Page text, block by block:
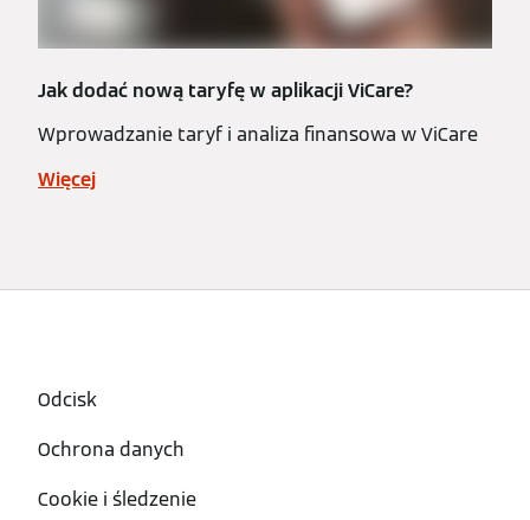
Jak dodać nową taryfę w aplikacji ViCare?
Wprowadzanie taryf i analiza finansowa w ViCare
Więcej
Odcisk
Ochrona danych
Cookie i śledzenie